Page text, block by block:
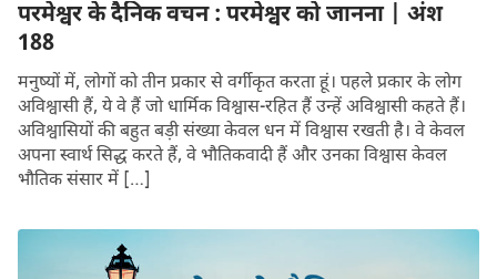
परमेश्वर के दैनिक वचन : परमेश्वर को जानना | अंश
188
मनुष्यों में, लोगों को तीन प्रकार से वर्गीकृत करता हूं। पहले प्रकार के लोग
अविश्वासी हैं, ये वे हैं जो धार्मिक विश्वास-रहित हैं उन्हें अविश्वासी कहते हैं।
अविश्वासियों की बहुत बड़ी संख्या केवल धन में विश्वास रखती है। वे केवल
अपना स्वार्थ सिद्ध करते हैं, वे भौतिकवादी हैं और उनका विश्वास केवल
भौतिक संसार में […]